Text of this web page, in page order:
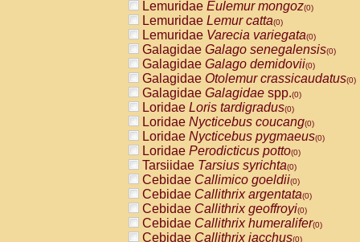
AtelidaeAlouatta fusca(0)
AtelidaeAlouatta seniculus
AtelidaeAlouattaspp.(0)
AtelidaeAteles belzebuth(0)
AtelidaeAteles geoffroyi(0)
AtelidaeAteles paniscus(0)
AtelidaeAtelesspp.(0)
Atelidae Lagothrix lagothricha
AtelidaeLagothrix lagothricha cana
PitheciidaeCacajao calvus
PitheciidaeCallicebus cupreus
PitheciidaeCallicebus donacophilus
PitheciidaeCallicebus moloch
PitheciidaeCallicebus torquatus
PitheciidaeCallicebusspp.(0)
PitheciidaeChiropotes satanas(0)
PitheciidaePithecia monachus
Lemuridae Eulemur mongoz(0)
Lemuridae Lemur catta(0)
Lemuridae Varecia variegata(0)
Galagidae Galago senegalensis(0)
Galagidae Galago demidovii(0)
Galagidae Otolemur crassicaudatus(0)
Galagidae Galagidae spp.(0)
Loridae Loris tardigradus(0)
Loridae Nycticebus coucang(0)
Loridae Nycticebus pygmaeus(0)
Loridae Perodicticus potto(0)
Tarsiidae Tarsius syrichta(0)
Cebidae Callimico goeldii(0)
Cebidae Callithrix argentata(0)
Cebidae Callithrix geoffroyi(0)
Cebidae Callithrix humeralifer(0)
Cebidae Callithrix jacchus(0)